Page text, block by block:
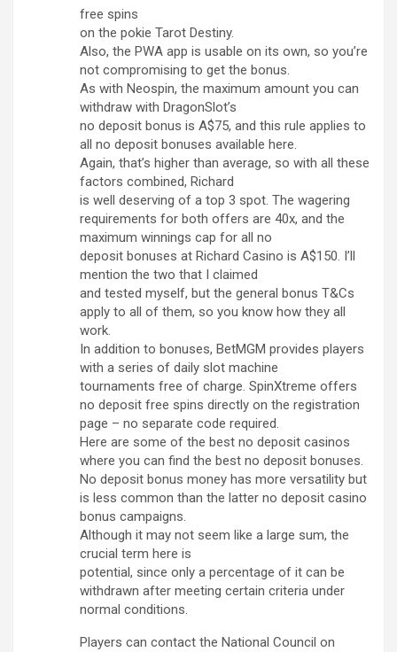
free spins
on the pokie Tarot Destiny.
Also, the PWA app is usable on its own, so you’re
not compromising to get the bonus.
As with Neospin, the maximum amount you can
withdraw with DragonSlot’s
no deposit bonus is A$75, and this rule applies to
all no deposit bonuses available here.
Again, that’s higher than average, so with all these
factors combined, Richard
is well deserving of a top 3 spot. The wagering
requirements for both offers are 40x, and the
maximum winnings cap for all no
deposit bonuses at Richard Casino is A$150. I’ll
mention the two that I claimed
and tested myself, but the general bonus T&Cs
apply to all of them, so you know how they all
work.
In addition to bonuses, BetMGM provides players
with a series of daily slot machine
tournaments free of charge. SpinXtreme offers
no deposit free spins directly on the registration
page – no separate code required.
Here are some of the best no deposit casinos
where you can find the best no deposit bonuses.
No deposit bonus money has more versatility but
is less common than the latter no deposit casino
bonus campaigns.
Although it may not seem like a large sum, the
crucial term here is
potential, since only a percentage of it can be
withdrawn after meeting certain criteria under
normal conditions.
Players can contact the National Council on